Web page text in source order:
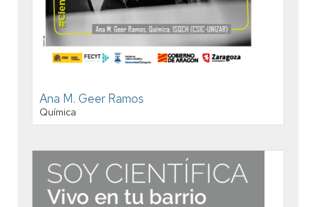
Ana M. Geer Ramos
Química